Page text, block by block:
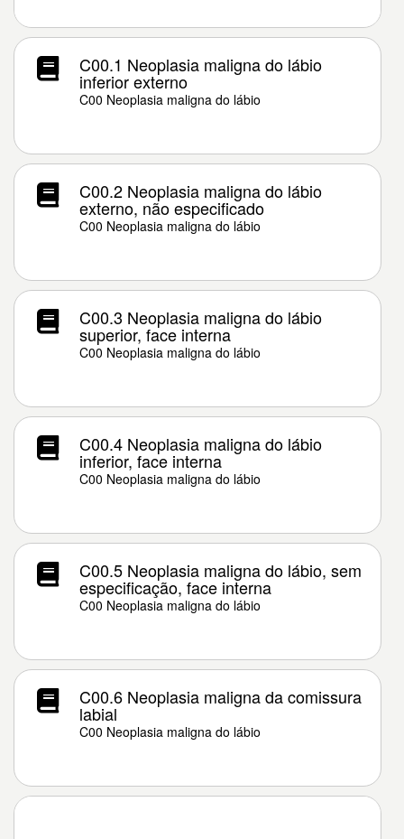
C00.1 Neoplasia maligna do lábio
inferior externo
C00 Neoplasia maligna do lábio
C00.2 Neoplasia maligna do lábio
externo, não especificado
C00 Neoplasia maligna do lábio
C00.3 Neoplasia maligna do lábio
superior, face interna
C00 Neoplasia maligna do lábio
C00.4 Neoplasia maligna do lábio
inferior, face interna
C00 Neoplasia maligna do lábio
C00.5 Neoplasia maligna do lábio, sem
especificação, face interna
C00 Neoplasia maligna do lábio
C00.6 Neoplasia maligna da comissura
labial
C00 Neoplasia maligna do lábio